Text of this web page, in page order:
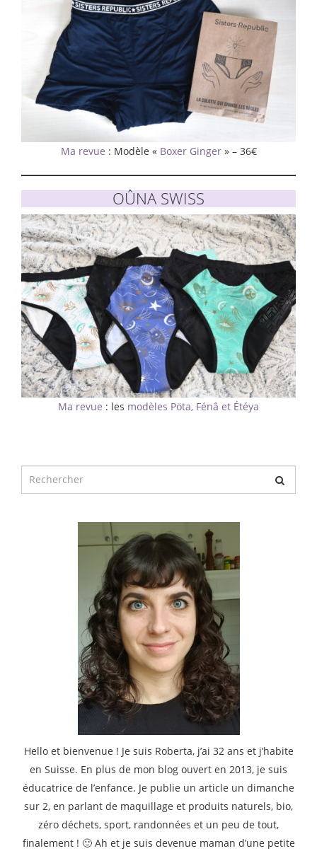
Ma revue : Modèle « Boxer Ginger» – 36€
OÛNA SWISS
Ma revue : les modèles Pöta, Fénâ et Étéya
pour
:
Hello et bienvenue ! Je suis Roberta, j’ai 32 ans et j’habite
en Suisse. En plus de mon blog ouvert en 2013, je suis
éducatrice de l’enfance. Je publie un article un dimanche
sur 2, en parlant de maquillage et produits naturels, bio,
zéro déchets, sport, randonnées et un peu de tout,
finalement ! 🙂 Ah et je suis devenue maman d’une petite